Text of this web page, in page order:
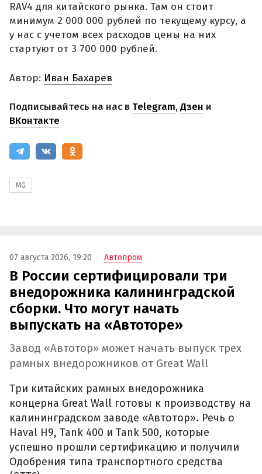
RAV4 для китайского рынка. Там он стоит
минимум 2 000 000 рублей по текущему курсу, а
у нас с учетом всех расходов цены на них
стартуют от 3 700 000 рублей.
Автор: Иван Бахарев
Подписывайтесь на нас в Telegram,Дзен и
ВКонтакте
MG
07 августа 2026, 19:20 Автопром
В России сертифицировали три
внедорожника калининградской
сборки. Что могут начать
выпускать на «Автоторе»
Завод «Автотор» может начать выпуск трех
рамных внедорожников от Great Wall
Три китайских рамных внедорожника
концерна Great Wall готовы к производству на
калининградском заводе «Автотор». Речь о
Haval H9, Tank 400 и Tank 500, которые
успешно прошли сертификацию и получили
Одобрения типа транспортного средства